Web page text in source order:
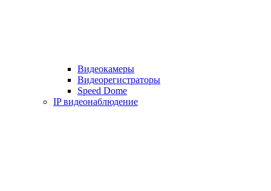
Видеокамеры
Видеорегистраторы
Speed Dome
IP видеонаблюдение